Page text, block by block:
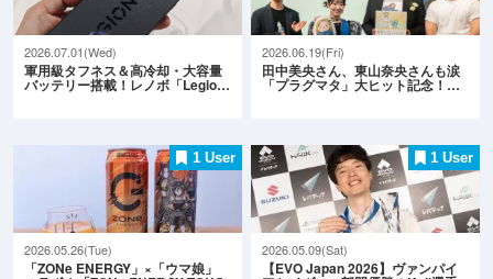
2026.07.01(Wed)
軍用級タフネス＆高冷却・大容量
バッテリー搭載！レノボ「Legio…
2026.06.19(Fri)
田中美央さん、東山奈央さんも涙
「プラグマタ」大ヒット記念！…
1 User
2026.05.26(Tue)
「ZONe ENERGY」×「ウマ娘」
1 User
2026.05.09(Sat)
【EVO Japan 2026】ヴァンパイ